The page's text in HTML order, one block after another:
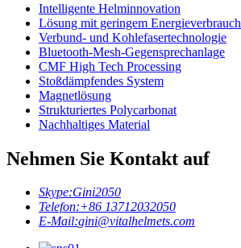
Intelligente Helminnovation
Lösung mit geringem Energieverbrauch
Verbund- und Kohlefasertechnologie
Bluetooth-Mesh-Gegensprechanlage
CMF High Tech Processing
Stoßdämpfendes System
Magnetlösung
Strukturiertes Polycarbonat
Nachhaltiges Material
Nehmen Sie Kontakt auf
Skype:Gini2050
Telefon:+86 13712032050
E-Mail:gini@vitalhelmets.com